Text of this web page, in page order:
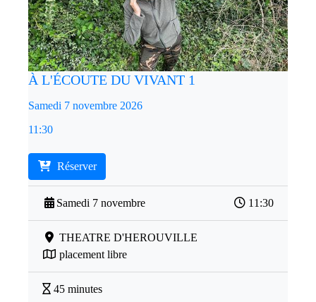
À L'ÉCOUTE DU VIVANT 1
Samedi 7 novembre 2026
11:30
Réserver
Samedi 7 novembre 11:30
THEATRE D'HEROUVILLE
placement libre
45 minutes